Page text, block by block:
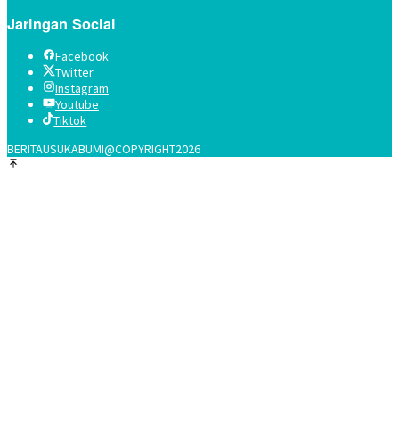
Jaringan Social
Facebook
Twitter
Instagram
Youtube
Tiktok
BERITAUSUKABUMI@COPYRIGHT2026